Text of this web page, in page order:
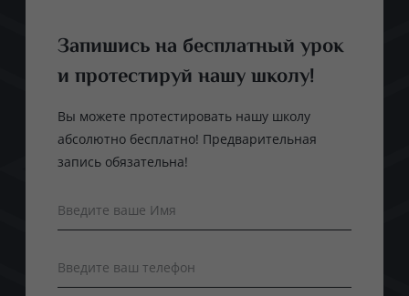
Запишись на бесплатный урок
и протестируй нашу школу!
Вы можете протестировать нашу школу
абсолютно бесплатно! Предварительная
запись обязательна!
Введите ваше Имя
Введите ваш телефон